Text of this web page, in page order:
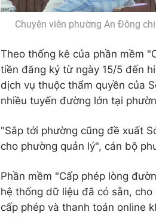
Chuyên viên phường An Đông
Theo thống kê của phần mềm
tiền đăng ký từ ngày 15/5 đến
dịch vụ thuộc thẩm quyền của
nhiều tuyến đường lớn tại
"Sắp tới phường cũng đề xuất
cho phường quản lý", cán bộ
Phần mềm "Cấp phép lòng
hệ thống dữ liệu đã có sẵn,
cấp phép và thanh toán online